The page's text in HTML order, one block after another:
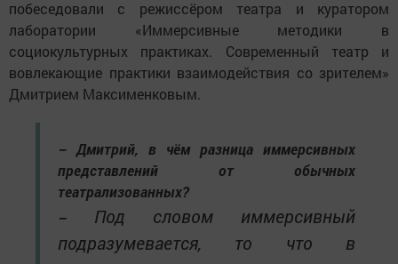
побеседовали с режиссёром театра и куратором
лаборатории «Иммерсивные методики в
социокультурных практиках. Современный театр и
вовлекающие практики взаимодействия со зрителем»
Дмитрием Максименковым.
– Дмитрий, в чём разница иммерсивных
представлений от обычных
театрализованных?
–
Под словом иммерсивный
подразумевается, то что в